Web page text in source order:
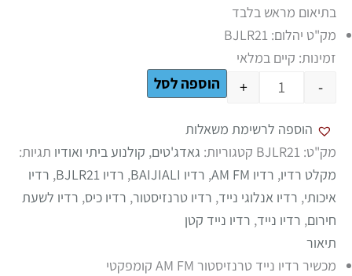
בתיאום מראש בלבד
מק"ט יהלום: BJLR21
זמינות: קיים במלאי
-
+ הוספה לסל
הוספה לרשימת משאלות
מק"ט: BJLR21 קטגוריות: גאדג'טים, קולנוע ביתי ואודיו תגיות:
מקלט רדיו, רדיו AM FM , רדיו BAIJIALI , רדיו BJLR21 , רדיו
איכותי, רדיו אנלוגי נייד, רדיו טרנזיסטור, רדיו כיס, רדיו לשעת
חירום, רדיו נייד, רדיו נייד קטן
תיאור
מכשיר רדיו נייד טרנזיסטור AM FM קומפקטי